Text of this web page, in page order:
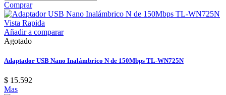
Comprar
Vista Rapida
Añadir a comparar
Agotado
Adaptador USB Nano Inalámbrico N de 150Mbps TL-WN725N
$ 15.592
Mas